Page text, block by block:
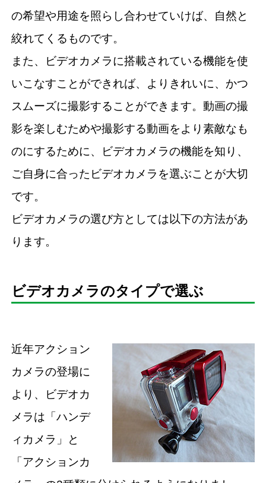
の希望や用途を照らし合わせていけば、自然と
絞れてくるものです。
また、ビデオカメラに搭載されている機能を使
いこなすことができれば、よりきれいに、かつ
スムーズに撮影することができます。動画の撮
影を楽しむためや撮影する動画をより素敵なも
のにするために、ビデオカメラの機能を知り、
ご自身に合ったビデオカメラを選ぶことが大切
です。
ビデオカメラの選び方としては以下の方法があ
ります。
ビデオカメラのタイプで選ぶ
近年アクション
カメラの登場に
より、ビデオカ
メラは「ハンデ
ィカメラ」と
「アクションカ